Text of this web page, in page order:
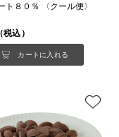
ト８０％ 〈クール便〉
込）
カートに入れる